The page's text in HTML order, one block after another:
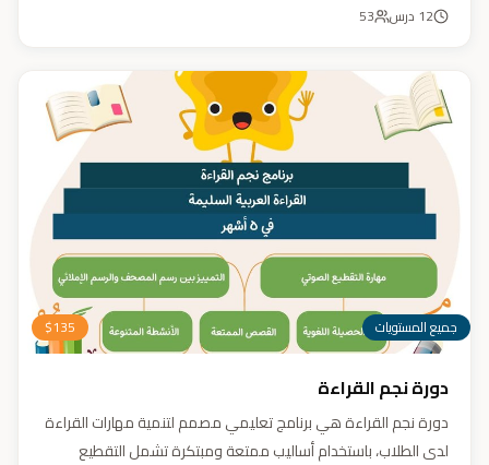
عقلك وتثري خيالك، لتمنحك رؤية جديدة للكون وتفتح لك آفاقاً لا
12 درس 53
جميع المستويات $135
دورة نجم القراءة
دورة نجم القراءة هي برنامج تعليمي مصمم لتنمية مهارات القراءة
لدى الطلاب، باستخدام أساليب ممتعة ومبتكرة تشمل التقطيع